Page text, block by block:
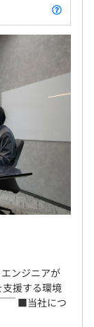
ンジニアが
援する環境
￣ ■当社につ